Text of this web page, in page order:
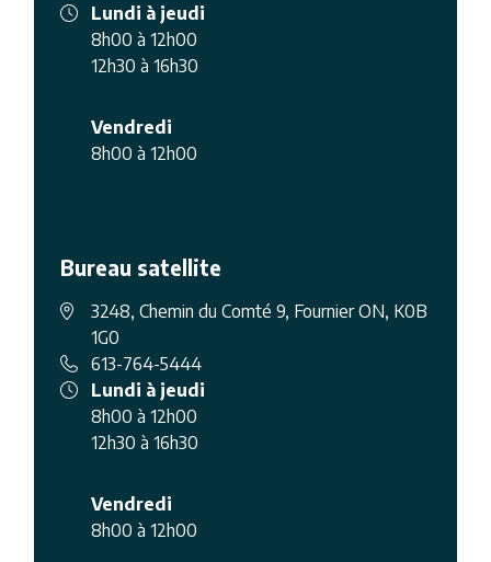
Lundi à jeudi
8h00 à 12h00
12h30 à 16h30
Vendredi
8h00 à 12h00
Bureau satellite
3248, Chemin du Comté 9, Fournier ON, K0B
1G0
613-764-5444
Lundi à jeudi
8h00 à 12h00
12h30 à 16h30
Vendredi
8h00 à 12h00